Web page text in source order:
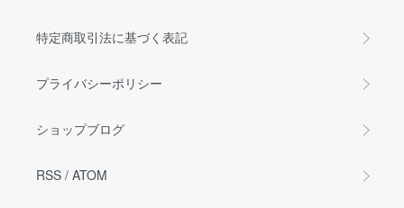
特定商取引法に基づく表記
プライバシーポリシー
ショップブログ
RSS / ATOM